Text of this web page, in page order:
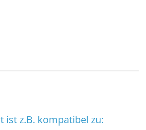
ist z.B. kompatibel zu: